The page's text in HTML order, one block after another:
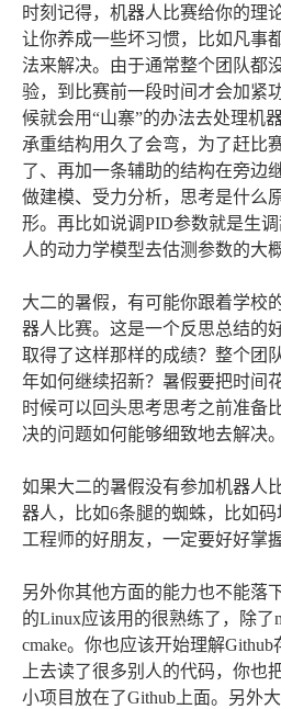
时刻记得，机器人比赛给你的理
让你养成一些坏习惯，比如凡事
法来解决。由于通常整个团队都
验，到比赛前一段时间才会加紧
候就会用“山寨”的办法去处理机
承重结构用久了会弯，为了赶比
了、再加一条辅助的结构在旁边
做建模、受力分析，思考是什么
形。再比如说调PID参数就是生
人的动力学模型去估测参数的大
大二的暑假，有可能你跟着学校
器人比赛。这是一个反思总结的
取得了这样那样的成绩？整个团
年如何继续招新？暑假要把时间
时候可以回头思考思考之前准备
决的问题如何能够细致地去解决。
如果大二的暑假没有参加机器人
器人，比如6条腿的蜘蛛，比如
工程师的好朋友，一定要好好掌握
另外你其他方面的能力也不能落
的Linux应该用的很熟练了，除了
cmake。你也应该开始理解
上去读了很多别人的代码，你也
小项目放在了Github上面。另外